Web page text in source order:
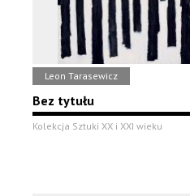
Leon Tarasewicz
Bez tytułu
Kolekcja Sztuki XX i XXI wieku